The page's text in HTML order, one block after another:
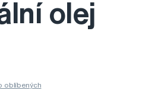
olej